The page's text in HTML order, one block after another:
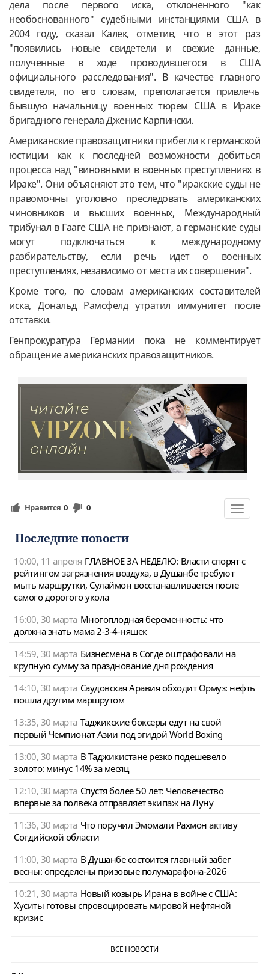
дела после первого иска, отклоненного "как
необоснованного" судебными инстанциями США в
2004 году, сказал Калек, отметив, что в этот раз
"появились новые свидетели и свежие данные,
полученные в ходе проводившегося в США
официального расследования". В качестве главного
свидетеля, по его словам, преполагается привлечь
бывшую начальницу военных тюрем США в Ираке
бригадного генерала Дженис Карпински.
Американские правозащитники прибегли к германской
юстиции как к последней возможности добиться
процесса над "виновными в военных преступлениях в
Ираке". Они объясняют это тем, что "иракские суды не
правомочны уголовно преследовать американских
чиновников и высших военных, Международный
трибунал в Гааге США не признают, а германские суды
могут подключаться к международному
разбирательству, если речь идет о военных
преступлениях, независимо от места их совершения".
Кроме того, по словам американских составителей
иска, Дональд Рамсфелд утратил иммунитет после
отставки.
Генпрокуратура Германии пока не комментирует
обращение американских правозащитников.
Toggle
Нравится 0 0
Последние новости
10:00, 11 апреля ГЛАВНОЕ ЗА НЕДЕЛЮ: Власти спорят с
рейтингом загрязнения воздуха, в Душанбе требуют
мыть маршрутки, Сулаймон восстанавливается после
самого дорогого укола
16:00, 30 марта Многоплодная беременность: что
должна знать мама 2-3-4-няшек
14:59, 30 марта Бизнесмена в Согде оштрафовали на
крупную сумму за празднование дня рождения
14:10, 30 марта Саудовская Аравия обходит Ормуз: нефть
пошла другим маршрутом
13:35, 30 марта Таджикские боксеры едут на свой
первый Чемпионат Азии под эгидой World Boxing
13:00, 30 марта В Таджикистане резко подешевело
золото: минус 14% за месяц
12:10, 30 марта Спустя более 50 лет: Человечество
впервые за полвека отправляет экипаж на Луну
11:36, 30 марта Что поручил Эмомали Рахмон активу
Согдийской области
11:00, 30 марта В Душанбе состоится главный забег
весны: определены призовые полумарафона-2026
10:21, 30 марта Новый козырь Ирана в войне с США:
Хуситы готовы спровоцировать мировой нефтяной
кризис
ВСЕ НОВОСТИ